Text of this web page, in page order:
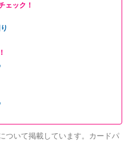
ェック！
ついて掲載しています。カードパ